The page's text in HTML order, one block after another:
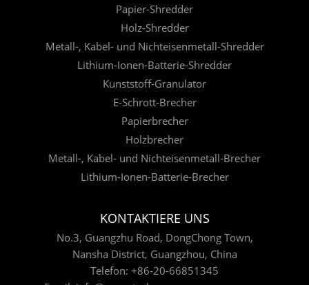
Papier-Shredder
Holz-Shredder
Metall-, Kabel- und Nichteisenmetall-Shredder
Lithium-Ionen-Batterie-Shredder
Kunststoff-Granulator
E-Schrott-Brecher
Papierbrecher
Holzbrecher
Metall-, Kabel- und Nichteisenmetall-Brecher
Lithium-Ionen-Batterie-Brecher
KONTAKTIERE UNS
No.3, Guangzhu Road, DongChong Town,
Nansha District, Guangzhou, China
Telefon: +86-20-66851345